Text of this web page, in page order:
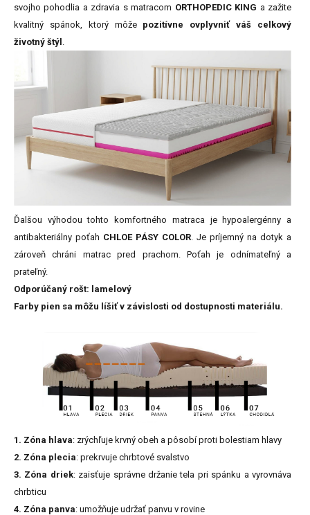
svojho pohodlia a zdravia s matracom ORTHOPEDIC KING a zažite
kvalitný spánok, ktorý môže pozitívne ovplyvniť váš celkový
životný štýl
Ďalšou výhodou tohto komfortného matraca je hypoalergénny a
antibakteriálny poťah CHLOE PÁSY COLOR . Je príjemný na dotyk a
zároveň chráni matrac pred prachom. Poťah je odnímateľný a
prateľný.
Odporúčaný rošt: lamelový
Farby pien sa môžu líšiť v závislosti od dostupnosti materiálu.
1. Zóna hlava: zrýchľuje krvný obeh a pôsobí proti bolestiam hlavy
2. Zóna plecia: prekrvuje chrbtové svalstvo
3. Zóna driek: zaisťuje správne držanie tela pri spánku a vyrovnáva
chrbticu
4. Zóna panva: umožňuje udržať panvu v rovine